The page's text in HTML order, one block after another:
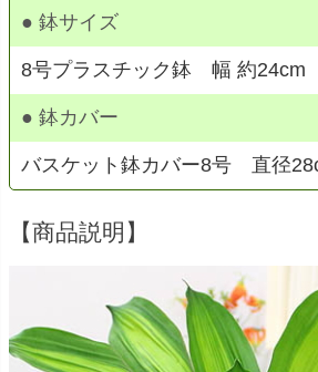
● 鉢サイズ
8号プラスチック鉢 幅 約24cm
● 鉢カバー
バスケット鉢カバー8号 直径
【商品説明】